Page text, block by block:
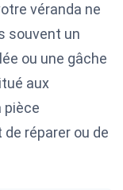
véranda ne
souvent un
ou une gâche
aux
pièce
réparer ou de